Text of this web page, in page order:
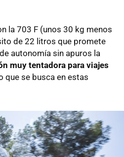
la 703 F (unos 30 kg menos
de 22 litros que promete
autonomía sin apuros la
muy tentadora para viajes
que se busca en estas